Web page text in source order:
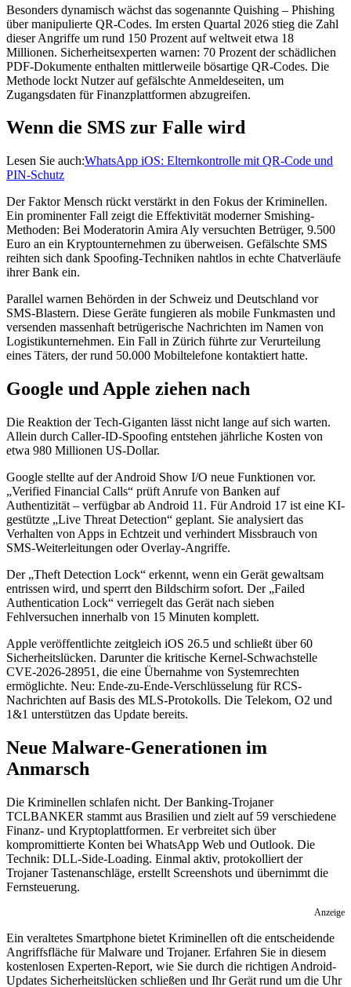
Besonders dynamisch wächst das sogenannte Quishing – Phishing
über manipulierte QR-Codes. Im ersten Quartal 2026 stieg die Zahl
dieser Angriffe um rund 150 Prozent auf weltweit etwa 18
Millionen. Sicherheitsexperten warnen: 70 Prozent der schädlichen
PDF-Dokumente enthalten mittlerweile bösartige QR-Codes. Die
Methode lockt Nutzer auf gefälschte Anmeldeseiten, um
Zugangsdaten für Finanzplattformen abzugreifen.
Wenn die SMS zur Falle wird
Lesen Sie auch:WhatsApp iOS: Elternkontrolle mit QR-Code und
PIN-Schutz
Der Faktor Mensch rückt verstärkt in den Fokus der Kriminellen.
Ein prominenter Fall zeigt die Effektivität moderner Smishing-
Methoden: Bei Moderatorin Amira Aly versuchten Betrüger, 9.500
Euro an ein Kryptounternehmen zu überweisen. Gefälschte SMS
reihten sich dank Spoofing-Techniken nahtlos in echte Chatverläufe
ihrer Bank ein.
Parallel warnen Behörden in der Schweiz und Deutschland vor
SMS-Blastern. Diese Geräte fungieren als mobile Funkmasten und
versenden massenhaft betrügerische Nachrichten im Namen von
Logistikunternehmen. Ein Fall in Zürich führte zur Verurteilung
eines Täters, der rund 50.000 Mobiltelefone kontaktiert hatte.
Google und Apple ziehen nach
Die Reaktion der Tech-Giganten lässt nicht lange auf sich warten.
Allein durch Caller-ID-Spoofing entstehen jährliche Kosten von
etwa 980 Millionen US-Dollar.
Google stellte auf der Android Show I/O neue Funktionen vor.
„Verified Financial Calls“ prüft Anrufe von Banken auf
Authentizität – verfügbar ab Android 11. Für Android 17 ist eine KI-
gestützte „Live Threat Detection“ geplant. Sie analysiert das
Verhalten von Apps in Echtzeit und verhindert Missbrauch von
SMS-Weiterleitungen oder Overlay-Angriffe.
Der „Theft Detection Lock“ erkennt, wenn ein Gerät gewaltsam
entrissen wird, und sperrt den Bildschirm sofort. Der „Failed
Authentication Lock“ verriegelt das Gerät nach sieben
Fehlversuchen innerhalb von 15 Minuten komplett.
Apple veröffentlichte zeitgleich iOS 26.5 und schließt über 60
Sicherheitslücken. Darunter die kritische Kernel-Schwachstelle
CVE-2026-28951, die eine Übernahme von Systemrechten
ermöglichte. Neu: Ende-zu-Ende-Verschlüsselung für RCS-
Nachrichten auf Basis des MLS-Protokolls. Die Telekom, O2 und
1&1 unterstützen das Update bereits.
Neue Malware-Generationen im
Anmarsch
Die Kriminellen schlafen nicht. Der Banking-Trojaner
TCLBANKER stammt aus Brasilien und zielt auf 59 verschiedene
Finanz- und Kryptoplattformen. Er verbreitet sich über
kompromittierte Konten bei WhatsApp Web und Outlook. Die
Technik: DLL-Side-Loading. Einmal aktiv, protokolliert der
Trojaner Tastenanschläge, erstellt Screenshots und übernimmt die
Fernsteuerung.
Anzeige
Ein veraltetes Smartphone bietet Kriminellen oft die entscheidende
Angriffsfläche für Malware und Trojaner. Erfahren Sie in diesem
kostenlosen Experten-Report, wie Sie durch die richtigen Android-
Updates Sicherheitslücken schließen und Ihr Gerät rund um die Uhr